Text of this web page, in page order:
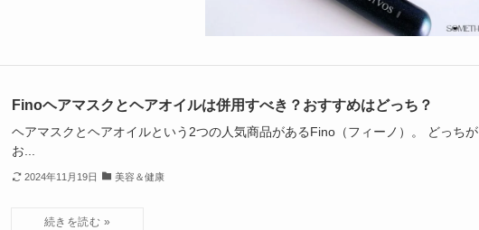
Finoヘアマスクとヘアオイルは併用すべき？おすすめはどっち？
ヘアマスクとヘアオイルという2つの人気商品があるFino（フィーノ）。 どっちが
お...
2024年11月19日 美容＆健康